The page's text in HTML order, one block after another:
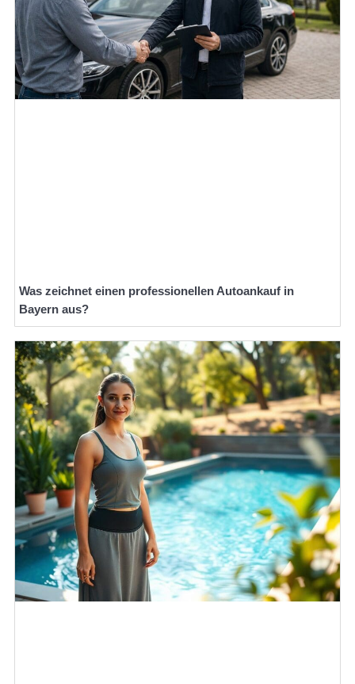
Was zeichnet einen professionellen Autoankauf in
Bayern aus?